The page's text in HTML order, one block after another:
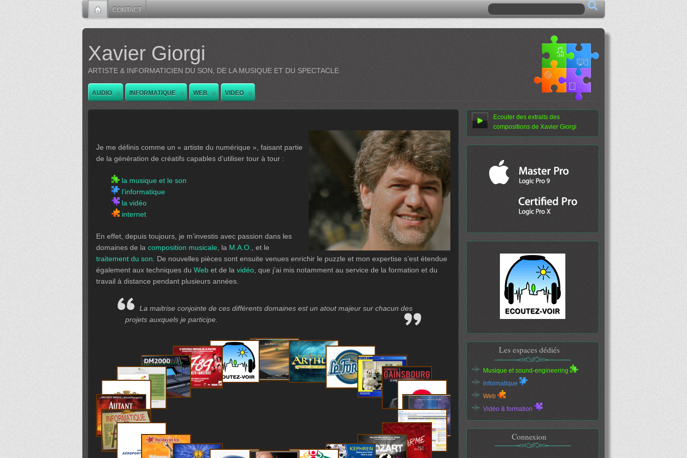
CONTACT
Xavier Giorgi
ARTISTE & INFORMATICIEN DU SON, DE LA MUSIQUE ET DU SPECTACLE
AUDIO INFORMATIQUE WEB VIDEO
Je me définis comme un « artiste du numérique », faisant partie
de la génération de créatifs capables d’utiliser tour à tour :
la musique et le son
l’informatique
la vidéo
internet
En effet, depuis toujours, je m’investis avec passion dans les
domaines de la composition musicale , la M.A.O.
, et le
traitement du son . De nouvelles pièces sont ensuite venues enrichir le puzzle et mon expertise s’est étendue
également aux techniques du Web et de la vidéo , que j’ai mis notamment au service de la formation et du
travail à distance pendant plusieurs années.
La maitrise conjointe de ces différents domaines est un atout majeur sur chacun des
projets auxquels je participe.
Ecouter des extraits des
compositions de Xavier Giorgi
Les espaces dédiés
Musique et sound-engineering
Informatique
Web
Vidéo & formation
Connexion